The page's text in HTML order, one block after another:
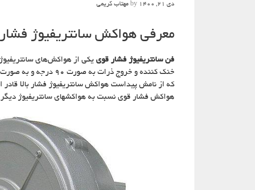
دی 21, 1400 by مهتاب کریمی
معرفی هواکش سانتریفیوژ
فن سانتریفیوژ فشار قوی یکی از هواکش‌های
خنک کننده و خروج ذرات
که از نامش پیداست هواکش سانتریفیوژ فشار بالا قادر
هواکش فشار قوی نسبت به هواکشهای سانتریفیوژ دیگر